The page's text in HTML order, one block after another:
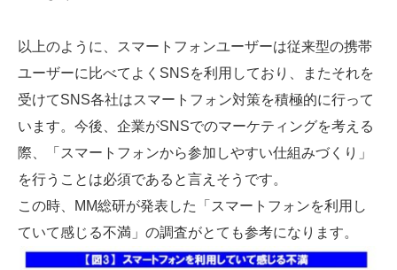
以上のように、スマートフォンユーザーは従来型の携帯
ユーザーに比べてよくSNSを利用しており、またそれを
受けてSNS各社はスマートフォン対策を積極的に行って
います。今後、企業がSNSでのマーケティングを考える
際、「スマートフォンから参加しやすい仕組みづくり」
を行うことは必須であると言えそうです。
この時、MM総研が発表した「スマートフォンを利用し
ていて感じる不満」の調査がとても参考になります。